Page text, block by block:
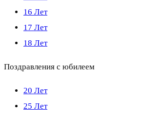
16 Лет
17 Лет
18 Лет
Поздравления с юбилеем
20 Лет
25 Лет